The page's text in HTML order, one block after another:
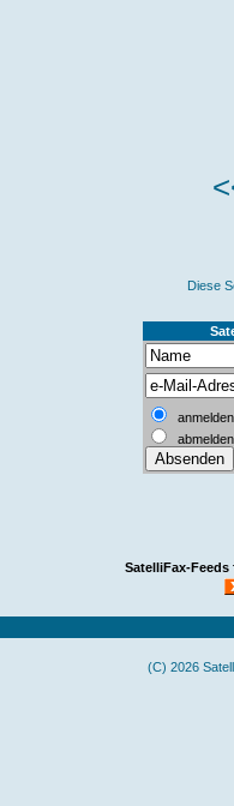
Diese S
anmelden
abmelden
SatelliFax-Feeds
(C) 2026